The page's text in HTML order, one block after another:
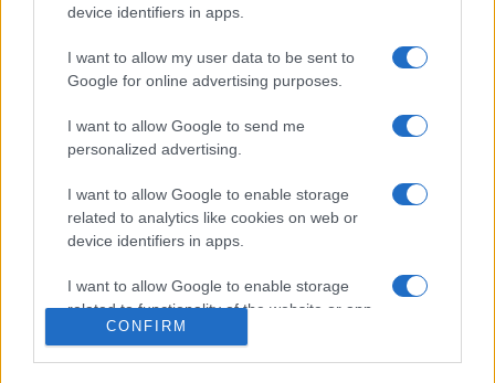
device identifiers in apps.
I want to allow my user data to be sent to
Google for online advertising purposes.
I want to allow Google to send me
personalized advertising.
I want to allow Google to enable storage
related to analytics like cookies on web or
device identifiers in apps.
I want to allow Google to enable storage
related to functionality of the website or app.
CONFIRM
A mese a könyvbemutatón valósággá válik. Mivel a
mesében mindig a gyerekek oldják meg a rejtélyeket, a
részt: a történetek helyszíneit felkeresve a szobor
kötetet megjelentető Pagony Kiadó könyvesboltjában
fejeződik be, ahol Both Gabi ésMaros Krisztina